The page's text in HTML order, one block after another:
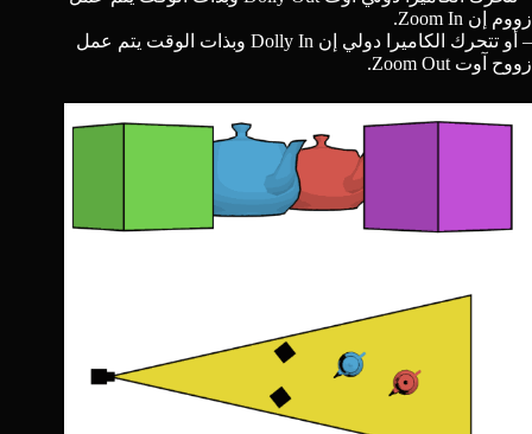
زووم إن Zoom In.
– أو تتحرك الكاميرا دولي إن Dolly In وبذات الوقت يتم عمل
زووح آوت Zoom Out.